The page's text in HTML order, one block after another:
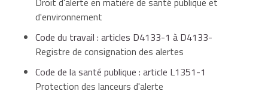
d'environnement
Code du travail : articles D4133-1 à D4133-
Registre de consignation des alertes
Code de la santé publique : article L1351-1
Protection des lanceurs d'alerte